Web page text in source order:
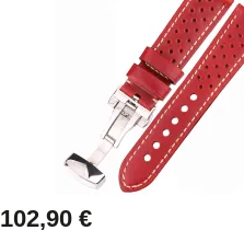
Ajouter au panier
Ajouter au panier
102,90 €